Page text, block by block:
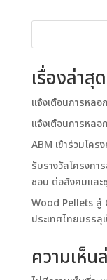
เรื่องล่าสุด
แจ้งเตือนการหล
แจ้งเตือนการหล
ABM เข้าร่วมโค
รับรางวัลโครงกา
ชอบ ต่อสังคมและ
Wood Pellets สู่
ประเทศไทยบรรลุ
ความเห็น